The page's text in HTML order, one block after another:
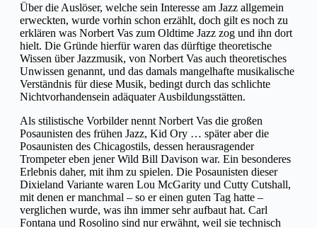
Über die Auslöser, welche sein Interesse am Jazz allgemein
erweckten, wurde vorhin schon erzählt, doch gilt es noch zu
erklären was Norbert Vas zum Oldtime Jazz zog und ihn dort
hielt. Die Gründe hierfür waren das dürftige theoretische
Wissen über Jazzmusik, von Norbert Vas auch theoretisches
Unwissen genannt, und das damals mangelhafte musikalische
Verständnis für diese Musik, bedingt durch das schlichte
Nichtvorhandensein adäquater Ausbildungsstätten.
Als stilistische Vorbilder nennt Norbert Vas die großen
Posaunisten des frühen Jazz, Kid Ory … später aber die
Posaunisten des Chicagostils, dessen herausragender
Trompeter eben jener Wild Bill Davison war. Ein besonderes
Erlebnis daher, mit ihm zu spielen. Die Posaunisten dieser
Dixieland Variante waren Lou McGarity und Cutty Cutshall,
mit denen er manchmal – so er einen guten Tag hatte –
verglichen wurde, was ihn immer sehr aufbaut hat. Carl
Fontana und Rosolino sind nur erwähnt, weil sie technisch